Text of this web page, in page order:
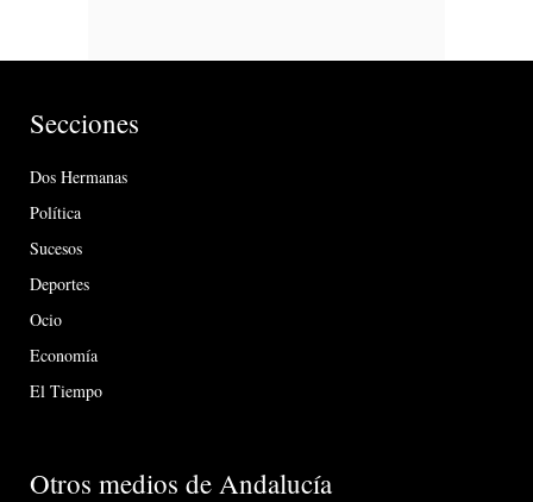
Secciones
Dos Hermanas
Política
Sucesos
Deportes
Ocio
Economía
El Tiempo
Otros medios de Andalucía